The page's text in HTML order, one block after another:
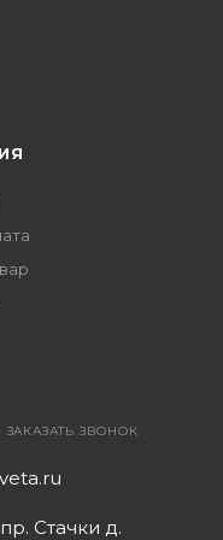
ЗАКАЗАТЬ ЗВОНОК
Стачки д.